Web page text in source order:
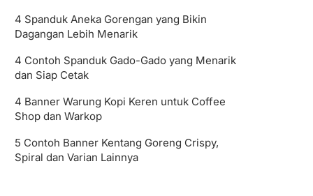
4 Spanduk Aneka Gorengan yang Bikin
Dagangan Lebih Menarik
4 Contoh Spanduk Gado-Gado yang Menarik
dan Siap Cetak
4 Banner Warung Kopi Keren untuk Coffee
Shop dan Warkop
5 Contoh Banner Kentang Goreng Crispy,
Spiral dan Varian Lainnya